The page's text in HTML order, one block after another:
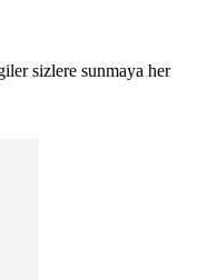
sizlere sunmaya her